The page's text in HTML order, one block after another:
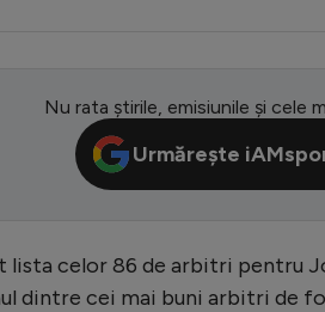
Nu rata știrile, emisiunile și cele
Urmărește
lista celor 86 de arbitri pentru
dintre cei mai buni arbitri de